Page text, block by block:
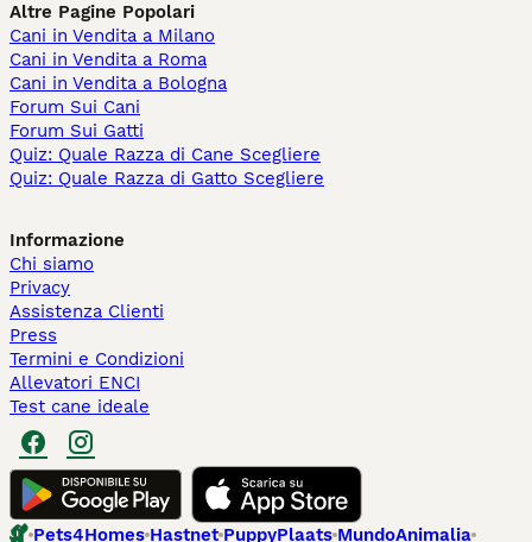
Altre Pagine Popolari
Cani in Vendita a Milano
Cani in Vendita a Roma
Cani in Vendita a Bologna
Forum Sui Cani
Forum Sui Gatti
Quiz: Quale Razza di Cane Scegliere
Quiz: Quale Razza di Gatto Scegliere
Informazione
Chi siamo
Privacy
Assistenza Clienti
Press
Termini e Condizioni
Allevatori ENCI
Test cane ideale
Pets4Homes Hastnet PuppyPlaats MundoAnimalia